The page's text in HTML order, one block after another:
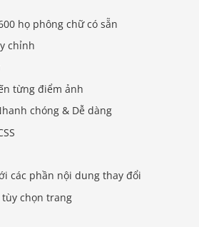
họ phông chữ có sẵn
chỉnh
từng điểm ảnh
chóng & Dễ dàng
các phần nội dung thay đổi
chọn trang